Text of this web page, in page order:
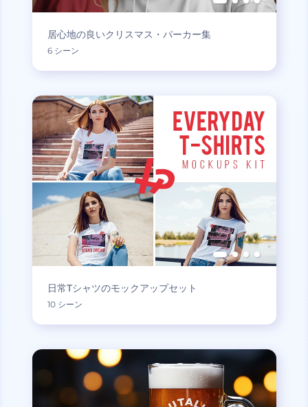
居心地の良いクリスマス・パーカー集
6 シーン
日常Tシャツのモックアップセット
10 シーン